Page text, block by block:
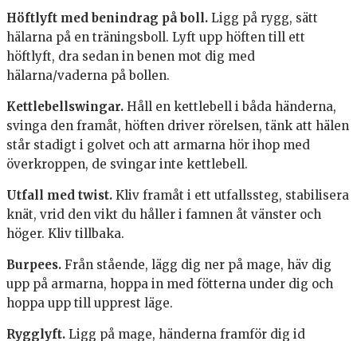
Höftlyft med benindrag på boll. Ligg på rygg, sätt
hälarna på en träningsboll. Lyft upp höften till ett
höftlyft, dra sedan in benen mot dig med
hälarna/vaderna på bollen.
Kettlebellswingar. Håll en kettlebell i båda händerna,
svinga den framåt, höften driver rörelsen, tänk att hälen
står stadigt i golvet och att armarna hör ihop med
överkroppen, de svingar inte kettlebell.
Utfall med twist. Kliv framåt i ett utfallssteg, stabilisera
knät, vrid den vikt du håller i famnen åt vänster och
höger. Kliv tillbaka.
Burpees. Från stående, lägg dig ner på mage, häv dig
upp på armarna, hoppa in med fötterna under dig och
hoppa upp till upprest läge.
Rygglyft. Ligg på mage, händerna framför dig id